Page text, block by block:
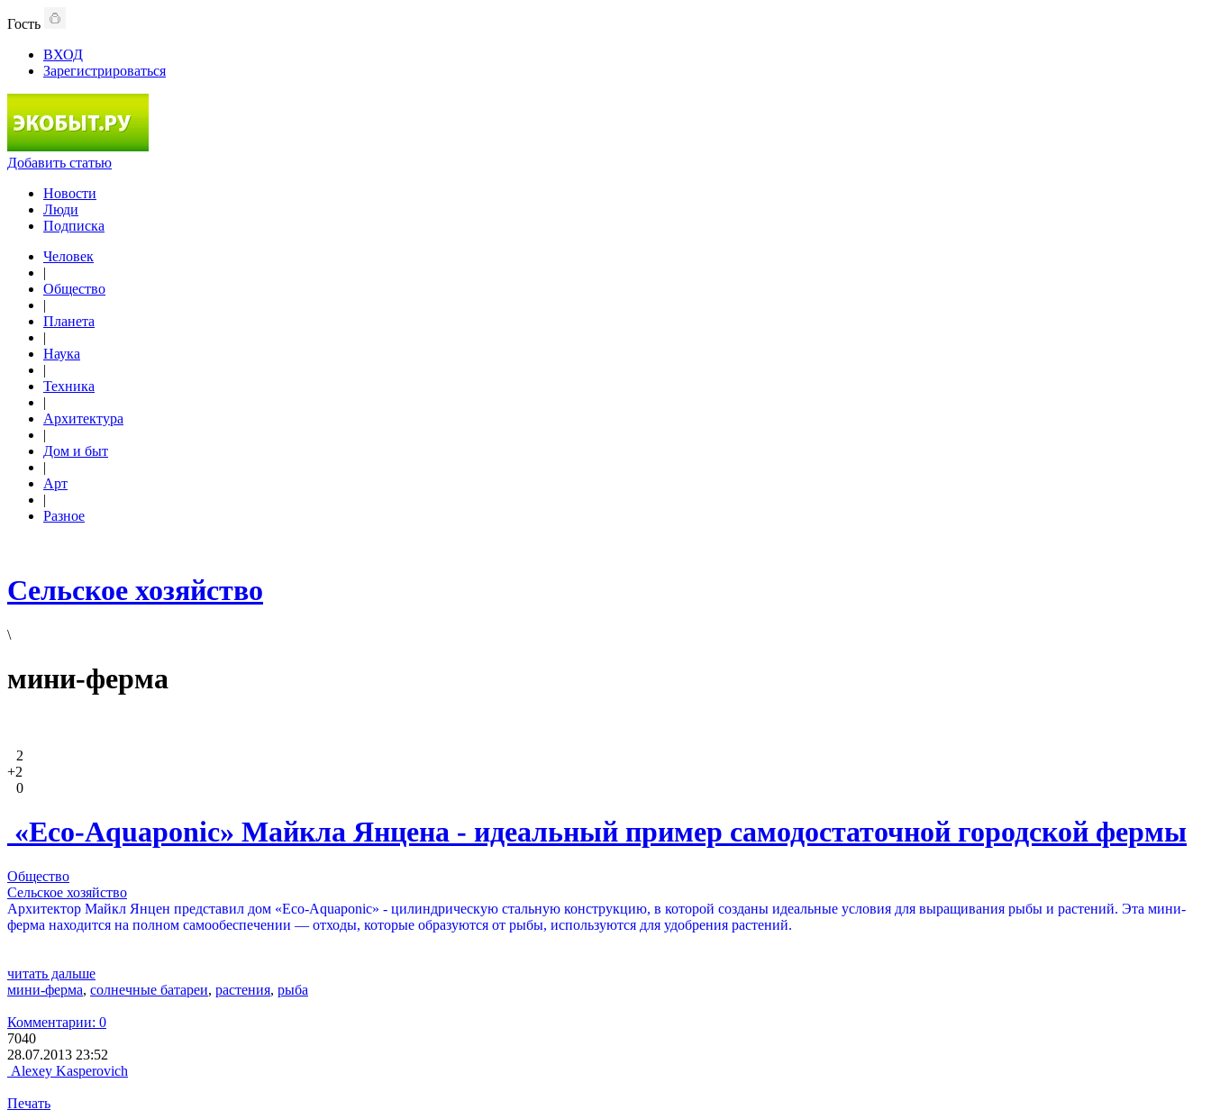
Гость
ВХОД
Зарегистрироваться
Добавить статью
Новости
Люди
Подписка
Человек
|
Общество
|
Планета
|
Наука
|
Техника
|
Архитектура
|
Дом и быт
|
Арт
|
Разное
Сельское хозяйство
\
мини-ферма
2
+2
0
«Eco-Aquaponic» Майкла Янцена - идеальный пример самодостаточной городской фермы
Общество
Сельское хозяйство
Архитектор Майкл Янцен представил дом «Eco-Aquaponic» - цилиндрическую стальную конструкцию, в которой созданы идеальные условия для выращивания рыбы и растений. Эта мини-
ферма находится на полном самообеспечении — отходы, которые образуются от рыбы, используются для удобрения растений.
читать дальше
мини-ферма, солнечные батареи, растения, рыба
Комментарии: 0
7040
28.07.2013 23:52
Alexey Kasperovich
Печать